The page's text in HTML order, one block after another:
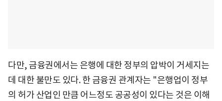
다만, 금융권에서는 은행에 대한 정부의 압박이 거세지는
데 대한 불만도 있다. 한 금융권 관계자는 "은행업이 정부
의 허가 산업인 만큼 어느정도 공공성이 있다는 것은 이해